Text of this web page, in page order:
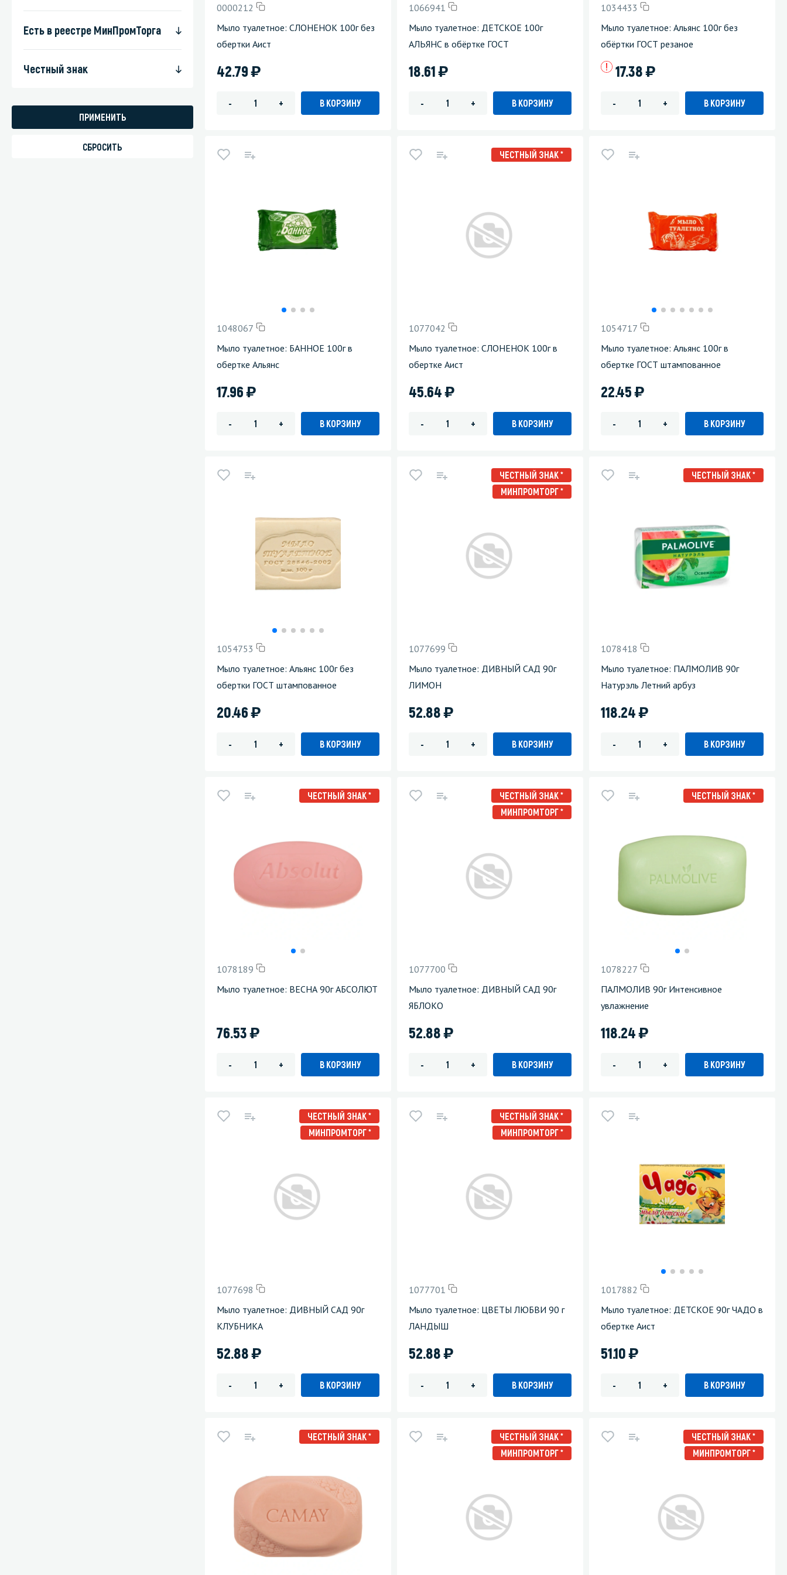
Автохимия Личная гигиена Промышленная уборка
Есть в реестре МинПромТорга
Честный знак
0000212
Мыло туалетное: СЛОНЕНОК 100г без
обертки Аист
42.79)
- + В КОРЗИНУ
1066941
Мыло туалетное: ДЕТСКОЕ 100г
АЛЬЯНС в обёртке ГОСТ
18.61)
- + В КОРЗИНУ
1034433
Мыло туалетное: Альянс 100г без
обёртки ГОСТ резаное
17.38)
- + В КОРЗИНУ
1048067
Мыло туалетное: БАННОЕ 100г в
обертке Альянс
17.96)
- + В КОРЗИНУ
ЧЕСТНЫЙ ЗНАК *
1077042
Мыло туалетное: СЛОНЕНОК 100г в
обертке Аист
45.64)
- + В КОРЗИНУ
1054717
Мыло туалетное: Альянс 100г в
обертке ГОСТ штампованное
22.45)
- + В КОРЗИНУ
1054753
Мыло туалетное: Альянс 100г без
обертки ГОСТ штампованное
20.46)
- + В КОРЗИНУ
ЧЕСТНЫЙ ЗНАК *
МИНПРОМТОРГ *
1077699
Мыло туалетное: ДИВНЫЙ САД 90г
ЛИМОН
52.88)
- + В КОРЗИНУ
ЧЕСТНЫЙ ЗНАК *
1078418
Мыло туалетное: ПАЛМОЛИВ 90г
Натурэль Летний арбуз
118.24)
- + В КОРЗИНУ
ЧЕСТНЫЙ ЗНАК *
1078189
Мыло туалетное: ВЕСНА 90г АБСОЛЮТ
76.53)
- + В КОРЗИНУ
ЧЕСТНЫЙ ЗНАК *
МИНПРОМТОРГ *
1077700
Мыло туалетное: ДИВНЫЙ САД 90г
ЯБЛОКО
52.88)
- + В КОРЗИНУ
ЧЕСТНЫЙ ЗНАК *
1078227
ПАЛМОЛИВ 90г Интенсивное
увлажнение
118.24)
- + В КОРЗИНУ
ЧЕСТНЫЙ ЗНАК *
МИНПРОМТОРГ *
1077698
Мыло туалетное: ДИВНЫЙ САД 90г
КЛУБНИКА
52.88)
- + В КОРЗИНУ
ЧЕСТНЫЙ ЗНАК *
МИНПРОМТОРГ *
1077701
Мыло туалетное: ЦВЕТЫ ЛЮБВИ 90 г
ЛАНДЫШ
52.88)
- + В КОРЗИНУ
1017882
Мыло туалетное: ДЕТСКОЕ 90г ЧАДО в
обертке Аист
51.10)
- + В КОРЗИНУ
ЧЕСТНЫЙ ЗНАК *
ЧЕСТНЫЙ ЗНАК *
МИНПРОМТОРГ *
ЧЕСТНЫЙ ЗНАК *
МИНПРОМТОРГ *